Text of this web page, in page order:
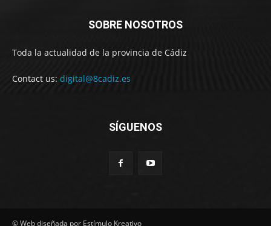
SOBRE NOSOTROS
Toda la actualidad de la provincia de Cádiz
Contact us: digital@8cadiz.es
SÍGUENOS
© Web diseñada por Estímulo Kreativo